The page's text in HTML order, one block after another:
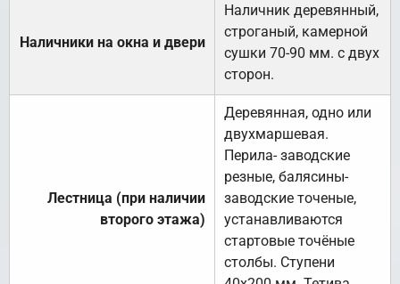
Наличники на окна и двери
Наличник деревянный,
строганый, камерной
сушки 70-90 мм. с двух
сторон.
Лестница (при наличии
второго этажа)
Деревянная, одно или
двухмаршевая.
Перила- заводские
резные, балясины-
заводские точеные,
устанавливаются
стартовые точёные
столбы. Ступени